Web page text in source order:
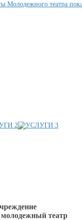
Молодежного театра
театр